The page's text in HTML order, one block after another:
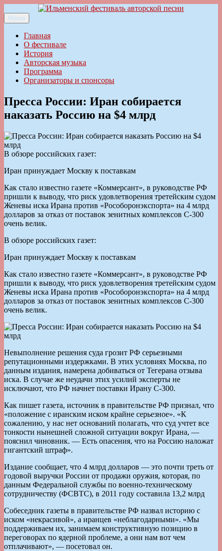
к
содержимому
Ильменский фестиваль авторской песни
Меню
Главная
О фестивале
История
Авторская музыка
Программа
Организаторы и спонсоры
Пресса России: Иран собирается
наказать Россию на $4 млрд
В обзоре российских газет:
Иран принуждает Москву к поставкам
Как стало известно газете «Коммерсант», в руководстве РФ
пришли к выводу, что риск удовлетворения третейским судом
Женевы иска Ирана против «Рособоронэкспорта» на 4 млрд
долларов за отказ от поставок зенитных комплексов С-300
очень велик.
В обзоре российских газет:
Иран принуждает Москву к поставкам
Как стало известно газете «Коммерсант», в руководстве РФ
пришли к выводу, что риск удовлетворения третейским судом
Женевы иска Ирана против «Рособоронэкспорта» на 4 млрд
долларов за отказ от поставок зенитных комплексов С-300
очень велик.
Невыполнение решения суда грозит РФ серьезными
репутационными издержками. В этих условиях Москва, по
данным издания, намерена добиваться от Тегерана отзыва
иска. В случае же неудачи этих усилий эксперты не
исключают, что РФ начнет поставки Ирану С-300.
Как пишет газета, источник в правительстве РФ признал, что
«положение с иранским иском крайне серьезное». «К
сожалению, у нас нет оснований полагать, что суд учтет все
тонкости нынешней сложной ситуации вокруг Ирана, —
пояснил чиновник. — Есть опасения, что на Россию наложат
гигантский штраф».
Издание сообщает, что 4 млрд долларов — это почти треть от
годовой выручки России от продажи оружия, которая, по
данным Федеральной службы по военно-техническому
сотрудничеству (ФСВТС), в 2011 году составила 13,2 млрд
Собеседник газеты в правительстве РФ назвал историю с
иском «некрасивой», а иранцев «неблагодарными». «Мы
поддерживаем их, занимаем конструктивную позицию в
переговорах по ядерной проблеме, а они нам вот чем
отплачивают», — посетовал он.